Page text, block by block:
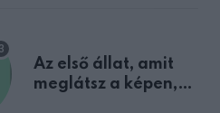
Az első állat, amit
meglátsz a képen,